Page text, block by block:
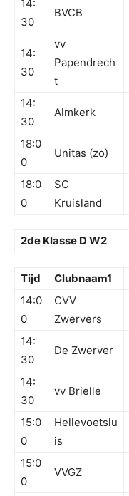
14:
30
BVCB
14:
30
vv
Papendrech
t
14:
30
Almkerk
18:0
0
Unitas (zo)
18:0
0
SC
Kruisland
2de Klasse D W2
Tijd Clubnaam1
14:0
0
CVV
Zwervers
14:
30
De Zwerver
14:
30
vv Brielle
15:0
0
Hellevoetslu
is
15:0
0
VVGZ